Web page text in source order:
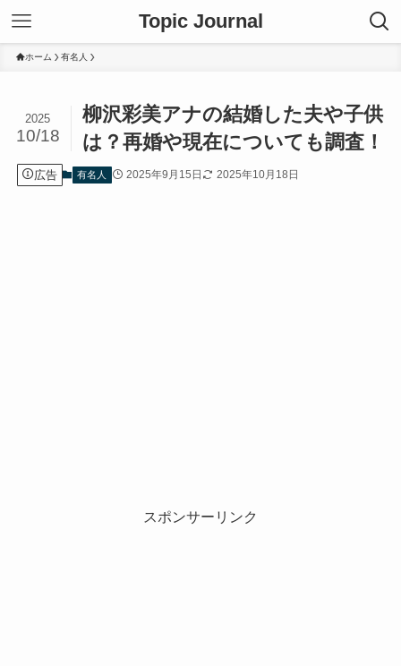
Topic Journal
ホーム 有名人
柳沢彩美アナの結婚した夫や子供
は？再婚や現在についても調査！
2025
10/18
広告 有名人 2025年9月15日 2025年10月18日
スポンサーリンク